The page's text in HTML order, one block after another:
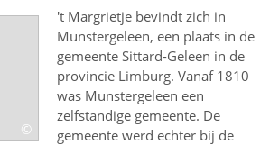
©
't Margrietje bevindt zich in
Munstergeleen, een plaats in de
gemeente Sittard-Geleen in de
provincie Limburg. Vanaf 1810
was Munstergeleen een
zelfstandige gemeente. De
gemeente werd echter bij de